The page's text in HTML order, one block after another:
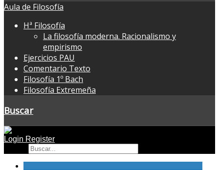
Aula de Filosofía
Hª Filosofía
La filosofía moderna. Racionalismo y
empirismo
Ejercicios PAU
Comentario Texto
Filosofía 1º Bach
Filosofía Extremeña
Buscar
Login Register